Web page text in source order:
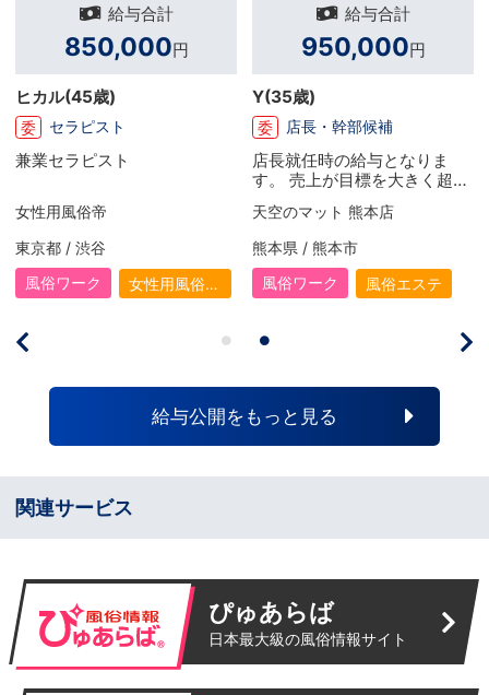
給与合計
850,000円
ヒカル(45歳)
委 セラピスト
兼業セラピスト
女性用風俗帝
東京都 / 渋谷
風俗ワーク
女性用風俗
給与合計
950,000円
Y(35歳)
委 店長・幹部候補
店長就任時の給与となりま
す。 売上が目標を大きく超え
たので歩合もついての給与と
なります。 頑張った分だけ結
果が返ってくるので社員・副
店長時とはまた別のやりがい
を感じています
天空のマット 熊本店
熊本県 / 熊本市
風俗ワーク
風俗エステ
給与公開をもっと見る
関連サービス
ぴゅあらば
日本最大級の風俗情報サイト